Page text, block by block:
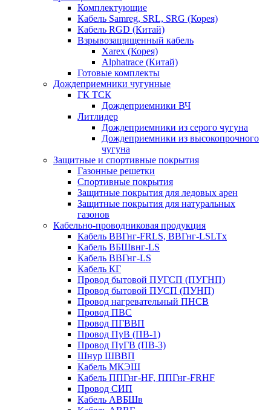
Комплектующие
Кабель Samreg, SRL, SRG (Корея)
Кабель RGD (Китай)
Взрывозащищенный кабель
Xarex (Корея)
Alphatrace (Китай)
Готовые комплекты
Дождеприемники чугунные
ГК ТСК
Дождеприемники ВЧ
Литлидер
Дождеприемники из серого чугуна
Дождеприемники из высокопрочного
чугуна
Защитные и спортивные покрытия
Газонные решетки
Спортивные покрытия
Защитные покрытия для ледовых арен
Защитные покрытия для натуральных
газонов
Кабельно-проводниковая продукция
Кабель ВВГнг-FRLS, ВВГнг-LSLTx
Кабель ВБШвнг-LS
Кабель ВВГнг-LS
Кабель КГ
Провод бытовой ПУГСП (ПУГНП)
Провод бытовой ПУСП (ПУНП)
Провод нагревательный ПНСВ
Провод ПВС
Провод ПГВВП
Провод ПуВ (ПВ-1)
Провод ПуГВ (ПВ-3)
Шнур ШВВП
Кабель МКЭШ
Кабель ППГнг-HF, ППГнг-FRHF
Провод СИП
Кабель АВБШв